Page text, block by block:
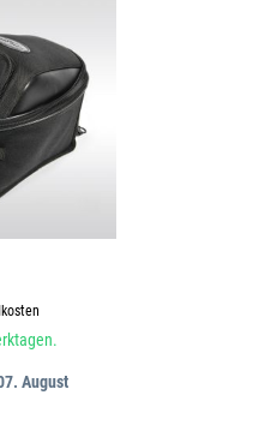
August